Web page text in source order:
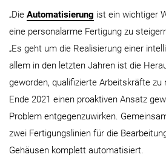
„Die Automatisierung ist ein wichtiger
eine personalarme Fertigung zu
„Es geht um die Realisierung einer
allem in den letzten Jahren ist die
geworden, qualifizierte Arbeitskräfte zu
Ende 2021 einen proaktiven Ansatz
Problem entgegenzuwirken.
zwei Fertigungslinien für die
Gehäusen komplett automatisiert.